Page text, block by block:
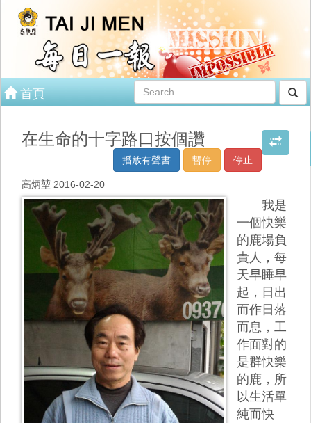
首頁
在生命的十字路口按個讚
停止
暫停
播放有聲書
高炳堃 2016-02-20
我是
一個快樂
的鹿場負
責人，每
天早睡早
起，日出
而作日落
而息，工
作面對的
是群快樂
的鹿，所
以生活單
純而快